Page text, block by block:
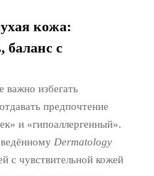
кожа:
баланс с
важно избегать
предпочтение
и «гипоаллергенный».
Dermatology
с чувствительной кожей